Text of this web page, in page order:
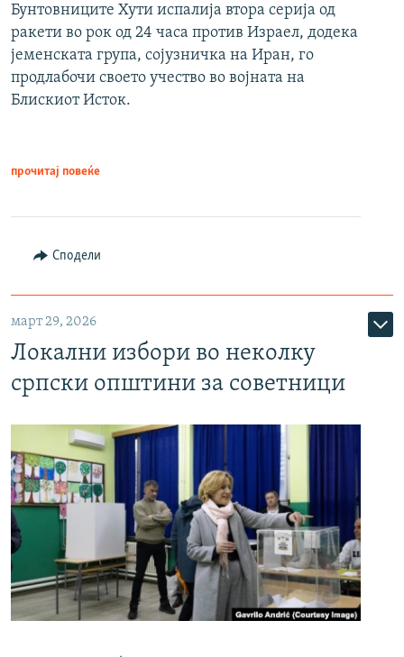
Бунтовниците Хути испалија втора серија од
ракети во рок од 24 часа против Израел, додека
јеменската група, сојузничка на Иран, го
продлабочи своето учество во војната на
Блискиот Исток.
прочитај повеќе
Сподели
март 29, 2026
Локални избори во неколку
српски општини за советници